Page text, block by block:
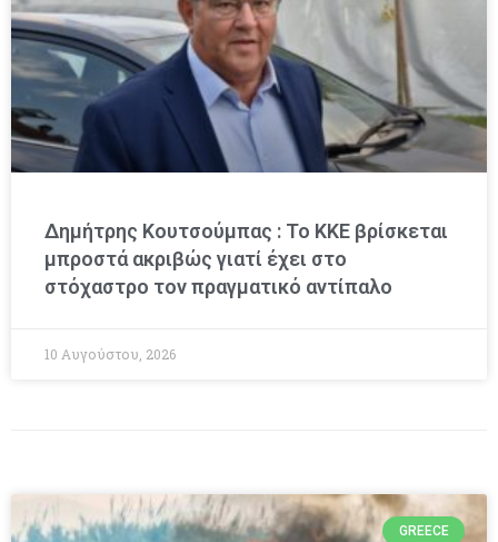
Δημήτρης Κουτσούμπας : Το ΚΚΕ βρίσκεται
μπροστά ακριβώς γιατί έχει στο
στόχαστρο τον πραγματικό αντίπαλο
10 Αυγούστου, 2026
GREECE